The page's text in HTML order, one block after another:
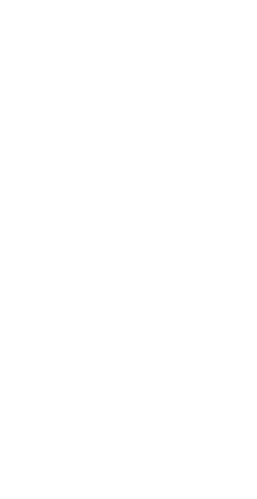
Discipline Umanistiche,
di Discipline
Umanistiche,
Discipline Umanistiche,
Umanistiche,